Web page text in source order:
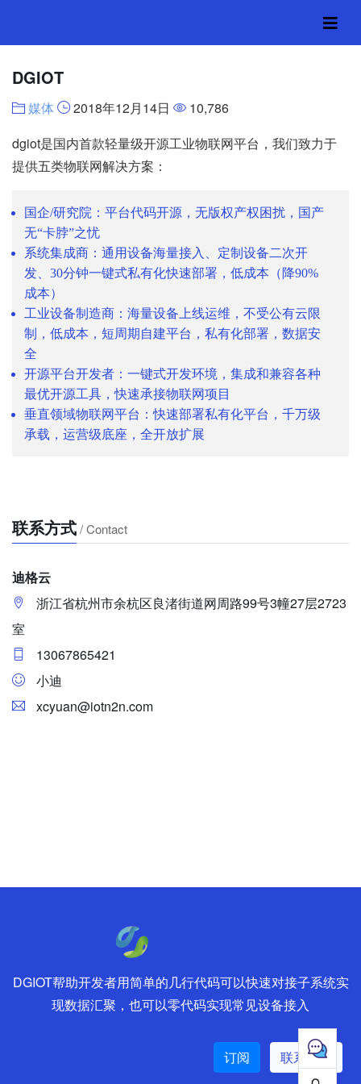
DGIOT
媒体 2018年12月14日
10,786
dgiot是国内首款轻量级开源工业物联网平台，我们致力于
提供五类物联网解决方案：
国企/研究院：平台代码开源，无版权产权困扰，国产
无“卡脖”之忧
系统集成商：通用设备海量接入、定制设备二次开
发、30分钟一键式私有化快速部署，低成本（降90%
成本）
工业设备制造商：海量设备上线运维，不受公有云限
制，低成本，短周期自建平台，私有化部署，数据安
全
开源平台开发者：一键式开发环境，集成和兼容各种
最优开源工具，快速承接物联网项目
垂直领域物联网平台：快速部署私有化平台，千万级
承载，运营级底座，全开放扩展
联系方式/ Contact
迪格云
浙江省杭州市余杭区良渚街道网周路99号3幢27层2723
室
13067865421
小迪
xcyuan@iotn2n.com
DGIOT帮助开发者用简单的几行代码可以快速对接子系统实
现数据汇聚，也可以零代码实现常见设备接入
订阅 联系销售